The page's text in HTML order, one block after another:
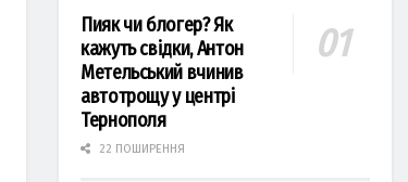
Пияк чи блогер? Як
кажуть свідки, Антон
Метельський вчинив
автотрощу у центрі
Тернополя
22 ПОШИРЕННЯ